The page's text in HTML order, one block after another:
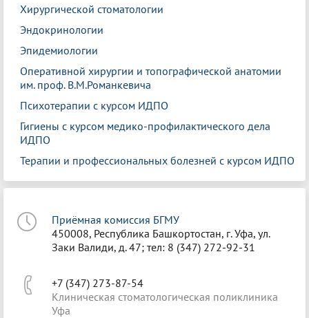
Хирургической стоматологии
Эндокринологии
Эпидемиологии
Оперативной хирургии и топографической анатомии
им. проф. В.М.Романкевича
Психотерапии с курсом ИДПО
Гигиены с курсом медико-профилактического дела
ИДПО
Терапии и профессиональных болезней с курсом ИДПО
Приёмная комиссия БГМУ
450008, Республика Башкортостан, г. Уфа, ул.
Заки Валиди, д. 47; тел: 8 (347) 272-92-31
+7 (347) 273-87-54
Клиническая стоматологическая поликлиника
Уфа